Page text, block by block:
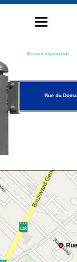
Version imprimable
Rue du